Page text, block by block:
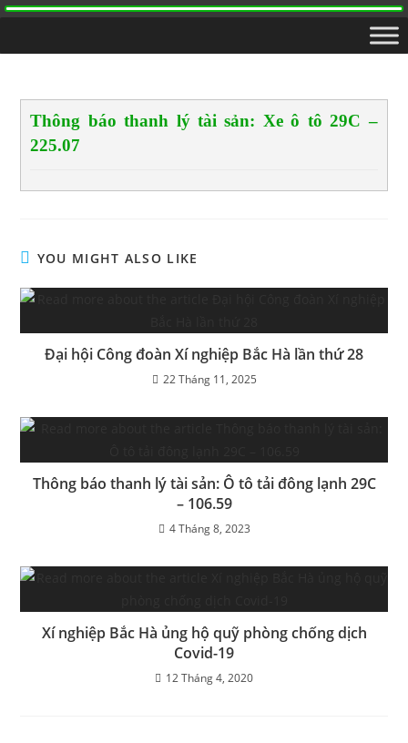
Thông báo thanh lý tài sản: Xe ô tô 29C –
225.07
YOU MIGHT ALSO LIKE
Đại hội Công đoàn Xí nghiệp Bắc Hà lần thứ 28
22 Tháng 11, 2025
Thông báo thanh lý tài sản: Ô tô tải đông lạnh 29C
– 106.59
4 Tháng 8, 2023
Xí nghiệp Bắc Hà ủng hộ quỹ phòng chống dịch
Covid-19
12 Tháng 4, 2020